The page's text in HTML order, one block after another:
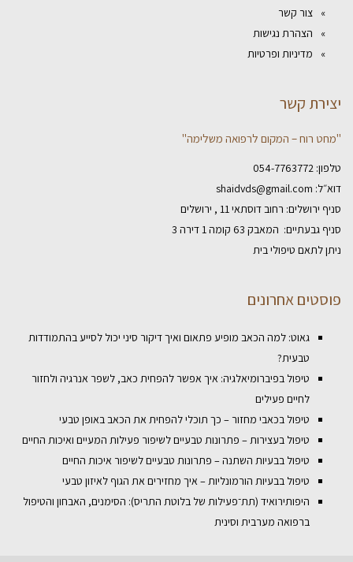
צור קשר
הצהרת נגישות
מדיניות ופרטיות
יצירת קשר
"מחט רוח – המקום לרפואה משלימה"
טלפון: 054-7763772
דוא״ל: shaidvds@gmail.com
סניף ירושלים: רחוב דוסתאי 11 , ירושלים
סניף גבעתיים: המאבק 63 קומה 1 דירה 3
ניתן לתאם טיפולי בית
פוסטים אחרונים
גאוט: למה הכאב מופיע פתאום ואיך דיקור סיני יכול לסייע בהתמודדות
טבעית?
טיפול בפיברומיאלגיה: איך אפשר להפחית כאב, לשפר אנרגיה ולחזור
לחיים פעילים
טיפול בכאבי מחזור – כך תוכלי להפחית את הכאב באופן טבעי
טיפול בעצירות – פתרונות טבעיים לשיפור פעילות המעיים ואיכות החיים
טיפול בבעיות השתנה – פתרונות טבעיים לשיפור איכות החיים
טיפול בבעיות הורמונליות – איך מחזירים את הגוף לאיזון טבעי
היפותירואיד (תת־פעילות של בלוטת התריס): הסימנים, האבחון והטיפול
ברפואה מערבית וסינית